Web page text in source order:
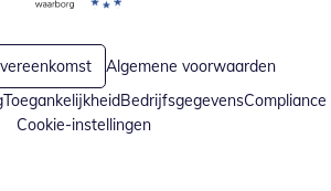
Opent in nieuw venster
Opent in nieuw venster
Algemene voorwaarden
ToegankelijkheidBedrijfsgegevensCompliance
Cookie-instellingen